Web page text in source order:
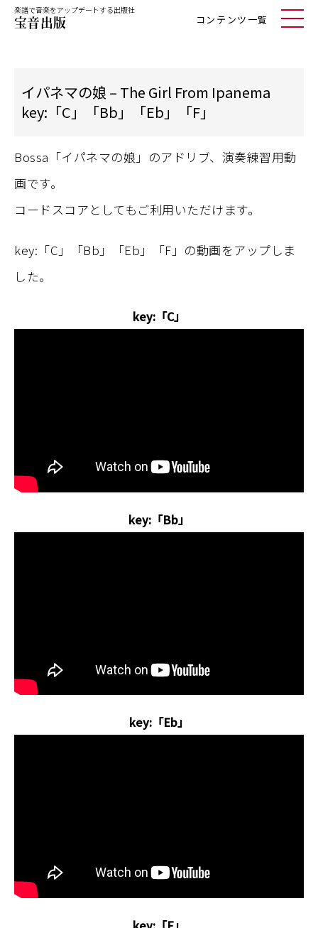
楽譜で音楽をアップデートする出版社
コンテンツ一覧
イパネマの娘 – The Girl From Ipanema
key:「C」「Bb」「Eb」「F」
Bossa「イパネマの娘」のアドリブ、演奏練習用動
画です。
コードスコアとしてもご利用いただけます。
key:「C」「Bb」「Eb」「F」の動画をアップしま
した。
key:「C」
key:「Bb」
key:「Eb」